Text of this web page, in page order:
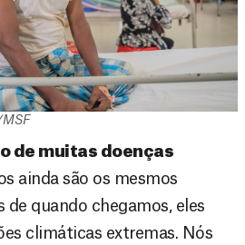
de muitas doenças
ainda são os mesmos
quando chegamos, eles
climáticas extremas. Nós